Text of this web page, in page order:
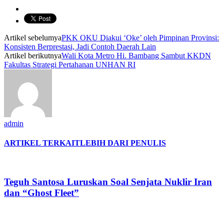
Artikel sebelumyaPKK OKU Diakui ‘Oke’ oleh Pimpinan Provinsi:
Konsisten Berprestasi, Jadi Contoh Daerah Lain
Artikel berikutnyaWali Kota Metro Hi. Bambang Sambut KKDN
Fakultas Strategi Pertahanan UNHAN RI
admin
ARTIKEL TERKAITLEBIH DARI PENULIS
Teguh Santosa Luruskan Soal Senjata Nuklir Iran
dan “Ghost Fleet”